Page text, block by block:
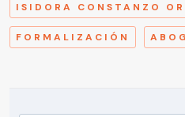
ISIDORA CONSTANZO
FORMALIZACIÓN